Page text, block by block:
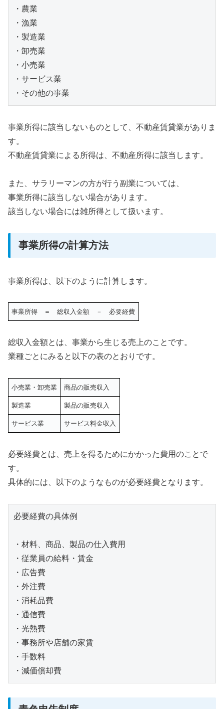
・農業
・漁業
・製造業
・卸売業
・小売業
・サービス業
・その他の事業
事業所得に該当しないものとして、不動産賃貸業がありま
す。
不動産賃貸業による所得は、不動産所得に該当します。
また、サラリーマンの方が行う副業については、
事業所得に該当しない場合があります。
該当しない場合には雑所得として扱います。
事業所得の計算方法
事業所得は、以下のように計算します。
事業所得 ＝ 総収入金額 － 必要経費
総収入金額とは、事業から生じる売上のことです。
業種ごとにみると以下の表のとおりです。
小売業・卸売業 商品の販売収入
製造業 製品の販売収入
サービス業 サービス料金収入
必要経費とは、売上を得るためにかかった費用のことで
す。
具体的には、以下のようなものが必要経費となります。
必要経費の具体例
・材料、商品、製品の仕入費用
・従業員の給料・賃金
・広告費
・外注費
・消耗品費
・通信費
・光熱費
・事務所や店舗の家賃
・手数料
・減価償却費